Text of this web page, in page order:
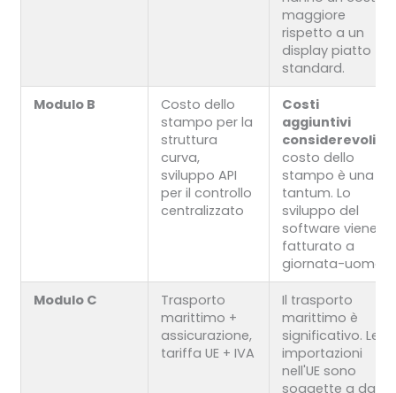
maggiore
rispetto a un
display piatto
standard.
Modulo B
Costo dello
stampo per la
struttura
curva,
sviluppo API
per il controllo
centralizzato
Costi
aggiuntivi
considerevoli.
costo dello
stampo è una
tantum. Lo
sviluppo del
software viene
fatturato a
giornata-uomo.
Modulo C
Trasporto
marittimo +
assicurazione,
tariffa UE + IVA
Il trasporto
marittimo è
significativo. Le
importazioni
nell'UE sono
soggette a dazi